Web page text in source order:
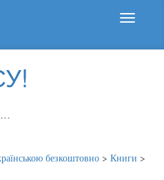
безкоштовно > Книги >